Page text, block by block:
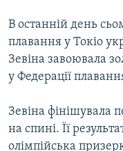
Усі сайти RFE/RL
В останній день
плавання у Токіо
Зевіна завоювала
у Федерації
Зевіна фінішувала
на спині. Її
олімпійська